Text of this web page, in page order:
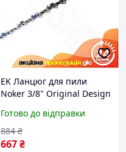
EK Ланцюг для пили
Noker 3/8" Original Design
бензопили для
розпилювання деревини
ліс HFX17_E
Готово до відправки
667₴
884 ₴